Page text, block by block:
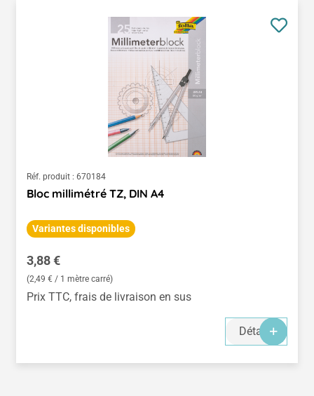
Réf. produit : 670184
Bloc millimétré TZ, DIN A4
Variantes disponibles
Prix régulier :
3,88 €
(2,49 € / 1 mètre carré)
Prix TTC, frais de livraison en sus
Détails